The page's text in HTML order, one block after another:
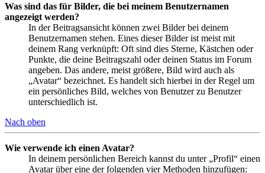
Was sind das für Bilder, die bei meinem Benutzernamen
angezeigt werden?
In der Beitragsansicht können zwei Bilder bei deinem
Benutzernamen stehen. Eines dieser Bilder ist meist mit
deinem Rang verknüpft: Oft sind dies Sterne, Kästchen oder
Punkte, die deine Beitragszahl oder deinen Status im Forum
angeben. Das andere, meist größere, Bild wird auch als
„Avatar“ bezeichnet. Es handelt sich hierbei in der Regel um
ein persönliches Bild, welches von Benutzer zu Benutzer
unterschiedlich ist.
Nach oben
Wie verwende ich einen Avatar?
In deinem persönlichen Bereich kannst du unter „Profil“ einen
Avatar über eine der folgenden vier Methoden hinzufügen: